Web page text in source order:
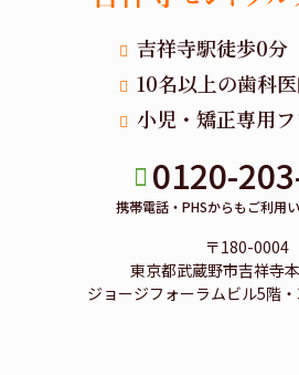
吉祥寺駅徒歩0分
10名以上の歯科
小児・矯正専用
0120-
携帯電話・PHSからもご利用い
〒180-0004
東京都武蔵野市吉祥寺
ジョージフォーラムビル5階・